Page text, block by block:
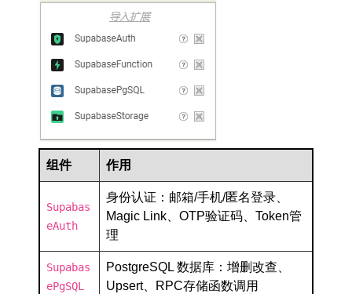
组件 作用
Supabas
eAuth
身份认证：邮箱/手机/匿名登录、
Magic Link、OTP验证码、Token管
理
Supabas
ePgSQL
PostgreSQL 数据库：增删改查、
Upsert、RPC存储函数调用